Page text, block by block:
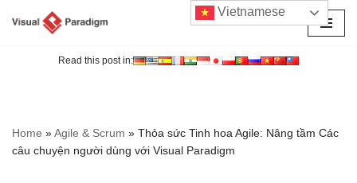
Read this post in:
Home »Agile & Scrum » Thỏa sức Tinh hoa Agile: Nâng tầm Các
câu chuyện người dùng với Visual Paradigm
Vietnamese